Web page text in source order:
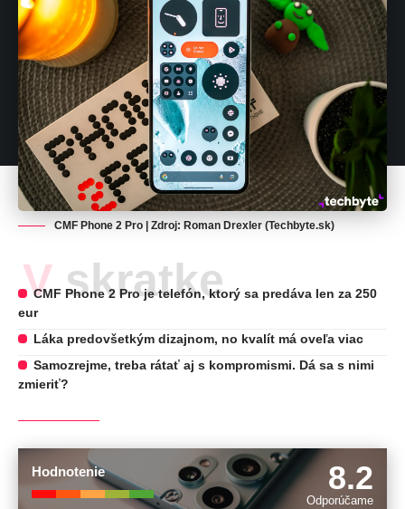
CMF Phone 2 Pro | Zdroj: Roman Drexler (Techbyte.sk)
V skratke
CMF Phone 2 Pro je telefón, ktorý sa predáva len za 250
eur
Láka predovšetkým dizajnom, no kvalít má oveľa viac
Samozrejme, treba rátať aj s kompromismi. Dá sa s nimi
zmieriť?
8.2
Odporúčame
Hodnotenie